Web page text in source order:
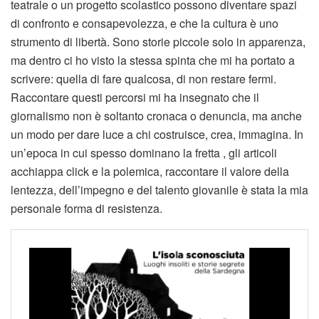
teatrale o un progetto scolastico possono diventare spazi
di confronto e consapevolezza, e che la cultura è uno
strumento di libertà. Sono storie piccole solo in apparenza,
ma dentro ci ho visto la stessa spinta che mi ha portato a
scrivere: quella di fare qualcosa, di non restare fermi.
Raccontare questi percorsi mi ha insegnato che il
giornalismo non è soltanto cronaca o denuncia, ma anche
un modo per dare luce a chi costruisce, crea, immagina. In
un’epoca in cui spesso dominano la fretta , gli articoli
acchiappa click e la polemica, raccontare il valore della
lentezza, dell’impegno e del talento giovanile è stata la mia
personale forma di resistenza.